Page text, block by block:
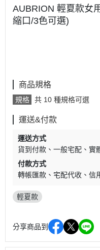
AUBRION 輕夏款女
縮口/3色可選)
商品規格
規格 共 10 種規格可選
運送&付款
運送方式
貨到付款
一般宅配 實
付款方式
轉帳匯款
宅配代收 信
輕夏款
分享商品到